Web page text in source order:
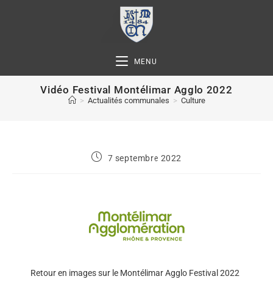
MENU
Vidéo Festival Montélimar Agglo 2022
> Actualités communales > Culture
7 septembre 2022
Retour en images sur le Montélimar Agglo Festival 2022